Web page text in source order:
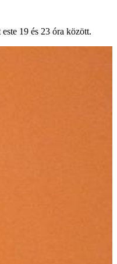
19 és 23 óra között.